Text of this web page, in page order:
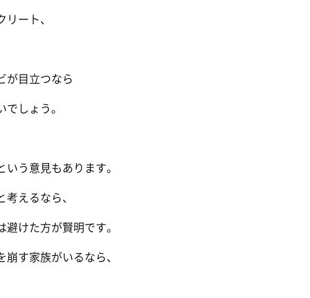
ート、
が目立つなら
しょう。
う意見もあります。
考えるなら、
けた方が賢明です。
す家族がいるなら、